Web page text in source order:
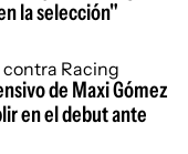
la selección"
de Maxi Gómez
en el debut ante